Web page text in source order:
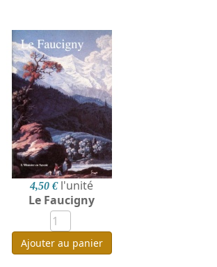
4,50 € l'unité
Le Faucigny
Ajouter au panier